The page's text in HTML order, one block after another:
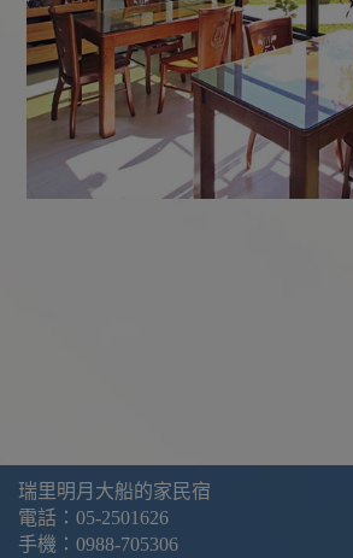
瑞里明月大船的家民宿
電話： 05-2501626
手機： 0988-705306